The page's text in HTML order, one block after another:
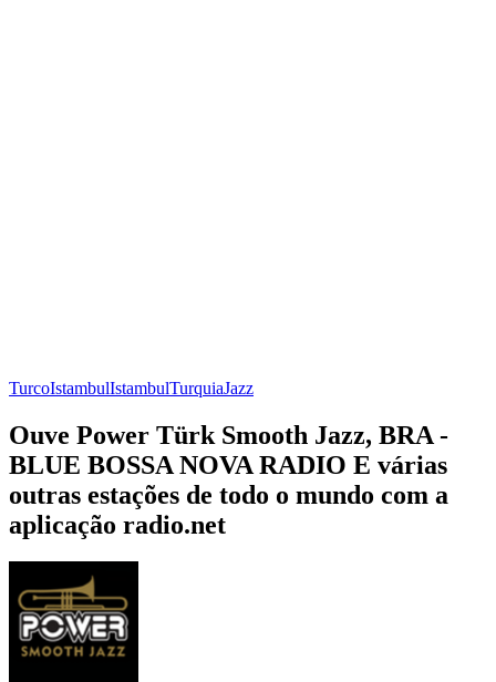
TurcoIstambulIstambulTurquiaJazz
Ouve Power Türk Smooth Jazz, BRA -
BLUE BOSSA NOVA RADIO E várias
outras estações de todo o mundo com a
aplicação radio.net